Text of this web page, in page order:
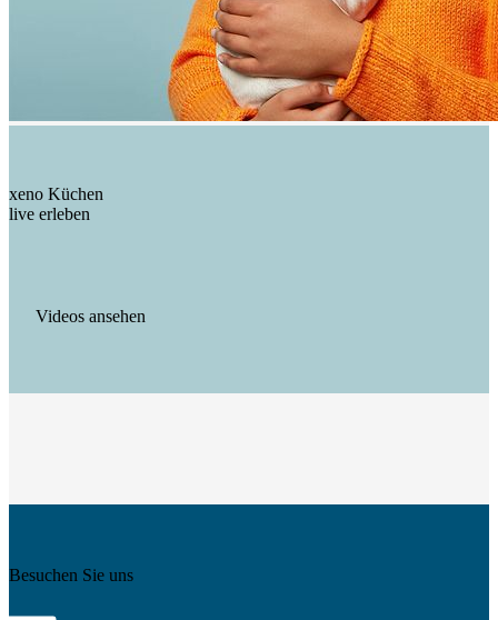
xeno Küchen
live erleben
Videos ansehen
Besuchen Sie uns